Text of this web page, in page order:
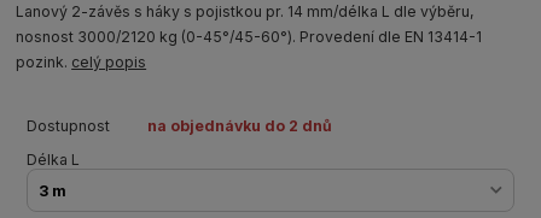
Lanový 2-závěs s háky s pojistkou pr. 14 mm/délka L dle výběru,
nosnost 3000/2120 kg (0-45°/45-60°). Provedení dle EN 13414-1
pozink. celý popis
Dostupnost
na objednávku do 2 dnů
Délka L